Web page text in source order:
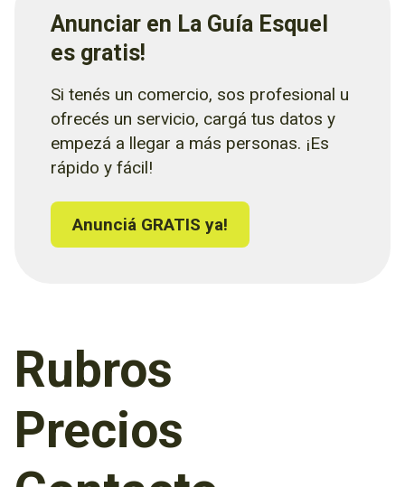
Anunciar en La Guía Esquel
es gratis!
Si tenés un comercio, sos profesional u
ofrecés un servicio, cargá tus datos y
empezá a llegar a más personas. ¡Es
rápido y fácil!
Anunciá GRATIS ya!
Rubros
Precios